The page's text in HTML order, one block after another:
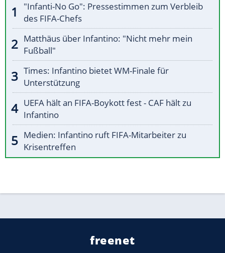
"Infanti-No Go": Pressestimmen zum Verbleib
des FIFA-Chefs
Matthäus über Infantino: "Nicht mehr mein
Fußball"
Times: Infantino bietet WM-Finale für
Unterstützung
UEFA hält an FIFA-Boykott fest - CAF hält zu
Infantino
Medien: Infantino ruft FIFA-Mitarbeiter zu
Krisentreffen
freenet